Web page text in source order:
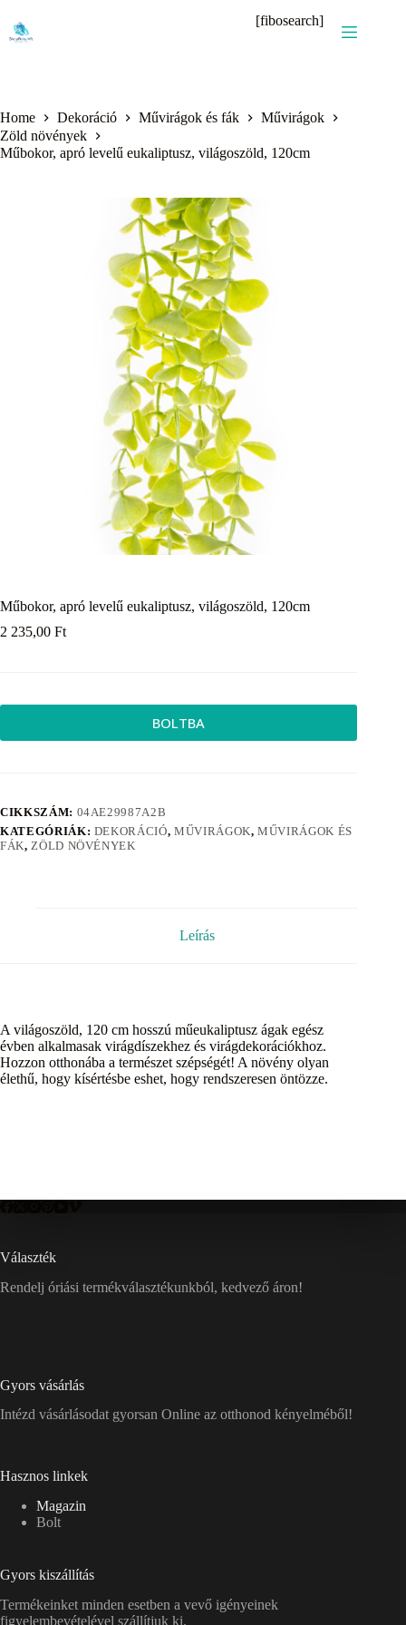
content
[fibosearch]
Home Dekoráció Művirágok és fák
Művirágok
Zöld növények
Műbokor, apró levelű eukaliptusz, világoszöld, 120cm
Műbokor, apró levelű eukaliptusz, világoszöld, 120cm
2 235,00 Ft
BOLTBA
CIKKSZÁM: 04AE29987A2B
KATEGÓRIÁK: DEKORÁCIÓ, MŰVIRÁGOK,MŰVIRÁGOK ÉS
FÁK,ZÖLD NÖVÉNYEK
Leírás
A világoszöld, 120 cm hosszú műeukaliptusz ágak egész
évben alkalmasak virágdíszekhez és virágdekorációkhoz.
Hozzon otthonába a természet szépségét! A növény olyan
élethű, hogy kísértésbe eshet, hogy rendszeresen öntözze.
Választék
Rendelj óriási termékválasztékunkból, kedvező áron!
Gyors vásárlás
Intézd vásárlásodat gyorsan Online az otthonod kényelméből!
Hasznos linkek
Magazin
Bolt
Gyors kiszállítás
Termékeinket minden esetben a vevő igényeinek
figyelembevételével szállítjuk ki.